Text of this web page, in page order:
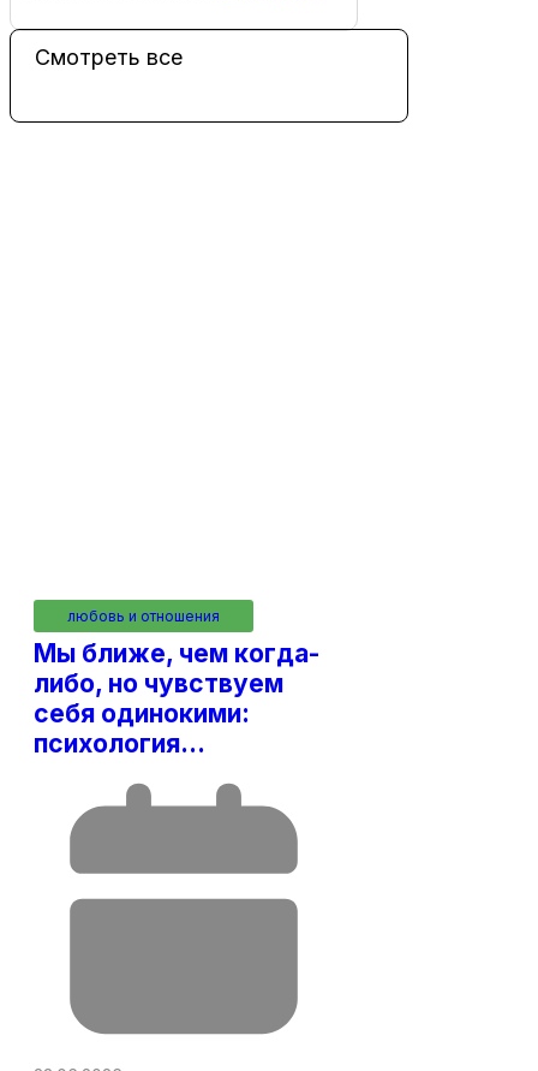
Смотреть все
любовь и отношения
Мы ближе, чем когда-
либо, но чувствуем
себя одинокими:
психология…